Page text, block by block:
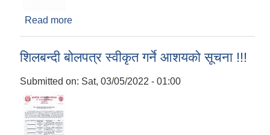
Read more
शिलबन्दी बोलपत्र स्वीकृत गर्ने आशयको सूचना !!!
Submitted on: Sat, 03/05/2022 - 01:00